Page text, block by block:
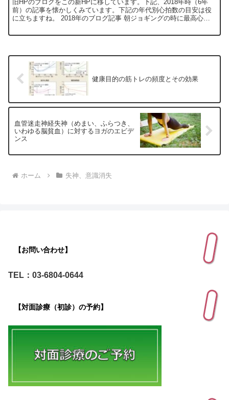
旧HPのブログをこの新HPに移しています。下記、2018年時（6年
前）の記事を懐かしくみています。下記の年代別心拍数の目安は役
に立ちますね。 2018年のブログ記事 朝ジョギングの時に最高心拍
健康目的の筋トレの頻度とその効果
血管迷走神経失神（めまい、ふらつき、
いわゆる脳貧血）に対するヨガのエビデ
ンス
ホーム 失神、意識消失
【お問い合わせ】
TEL：03-6804-0644
【対面診療（初診）の予約】